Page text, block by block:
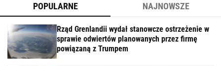
POPULARNE NAJNOWSZE
Rząd Grenlandii wydał stanowcze ostrzeżenie w
sprawie odwiertów planowanych przez firmę
powiązaną z Trumpem